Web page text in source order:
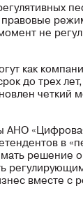
не
как
до трех
четкий
АНО
в
решение
вместе с